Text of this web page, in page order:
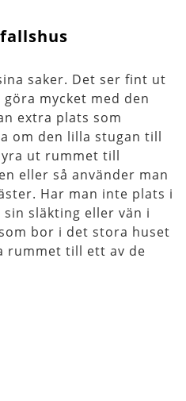
saker. Det ser fint ut
mycket med den
extra plats som
om den lilla stugan till
ut rummet till
eller så använder man
Har man inte plats i
sin släkting eller vän i
bor i det stora huset
rummet till ett av de